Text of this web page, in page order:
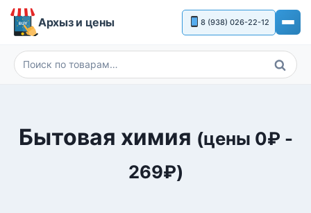
Перейти
Архыз и цены 8 (938) 026-22-12
Искать:
Поиск
Бытовая химия (цены 0₽ -
269₽)